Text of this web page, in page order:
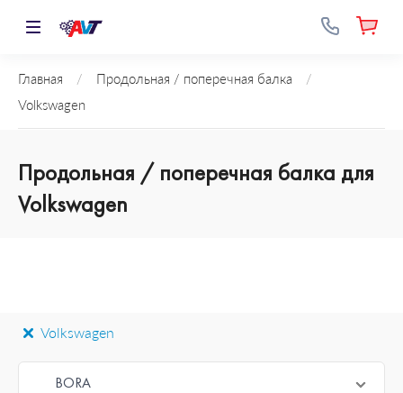
Главная / Продольная / поперечная балка
/
Volkswagen
Продольная / поперечная балка для
Volkswagen
Volkswagen
BORA